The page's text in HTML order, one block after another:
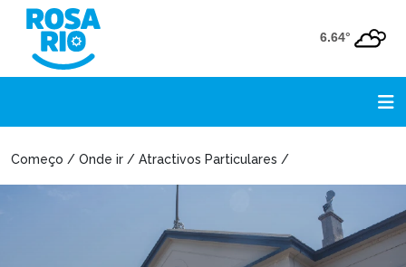
6.64°
Começo / Onde ir / Atractivos Particulares /